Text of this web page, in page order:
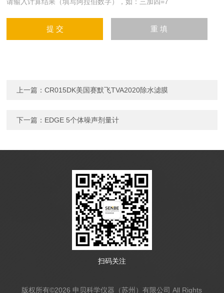
上一篇：CR015DK美国赛默飞TVA2020除水滤膜
下一篇： EDGE 5个体噪声剂量计
扫码关注
版权所有©2026 申贝科学仪器（苏州）有限公司 All Rights